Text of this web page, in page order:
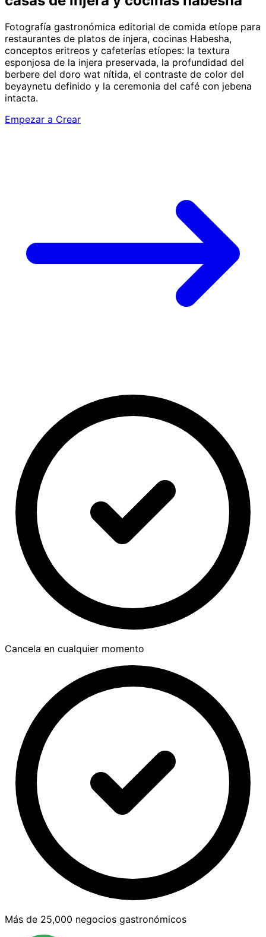
Fotografía gastronómica editorial de comida etíope para
restaurantes de platos de injera, cocinas Habesha,
conceptos eritreos y cafeterías etíopes: la textura
esponjosa de la injera preservada, la profundidad del
berbere del doro wat nítida, el contraste de color del
beyaynetu definido y la ceremonia del café con jebena
intacta.
Empezar a Crear
Cancela en cualquier momento
Más de 25,000 negocios gastronómicos